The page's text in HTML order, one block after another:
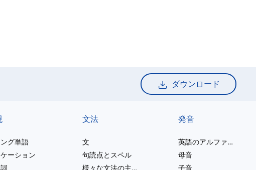
ダウンロード
グ単語
ーション
文法
文
句読点とスペル
様々な文法の主題
発音
英語のアルファベット
母音
子音